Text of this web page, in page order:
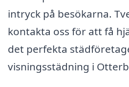
intryck på besökarna.
kontakta oss för att få
det perfekta
visningsstädning i